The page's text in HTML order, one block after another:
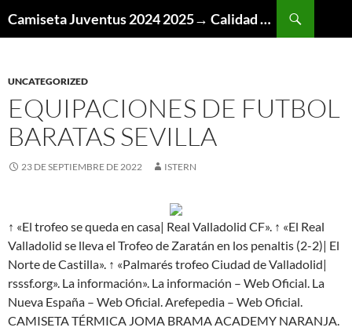
Camiseta Juventus 2024 2025→ Calidad Thai AAA
UNCATEGORIZED
EQUIPACIONES DE FUTBOL
BARATAS SEVILLA
23 DE SEPTIEMBRE DE 2022 ISTERN
↑ «El trofeo se queda en casa| Real Valladolid CF». ↑ «El Real
Valladolid se lleva el Trofeo de Zaratán en los penaltis (2-2)| El
Norte de Castilla». ↑ «Palmarés trofeo Ciudad de Valladolid|
rsssf.org». La información». La información – Web Oficial. La
Nueva España – Web Oficial. Arefepedia – Web Oficial.
CAMISETA TÉRMICA JOMA BRAMA ACADEMY NARANJA.